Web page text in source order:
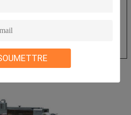
4400*830*1700mm